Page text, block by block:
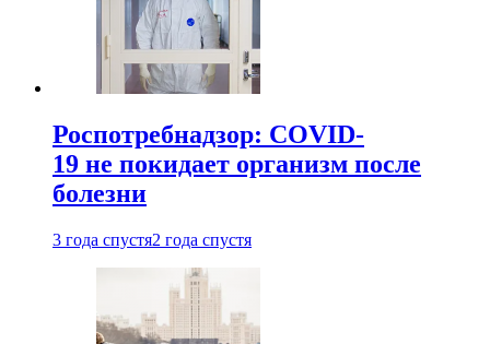
Роспотребнадзор: COVID-
19 не покидает организм после
болезни
3 года спустя2 года спустя